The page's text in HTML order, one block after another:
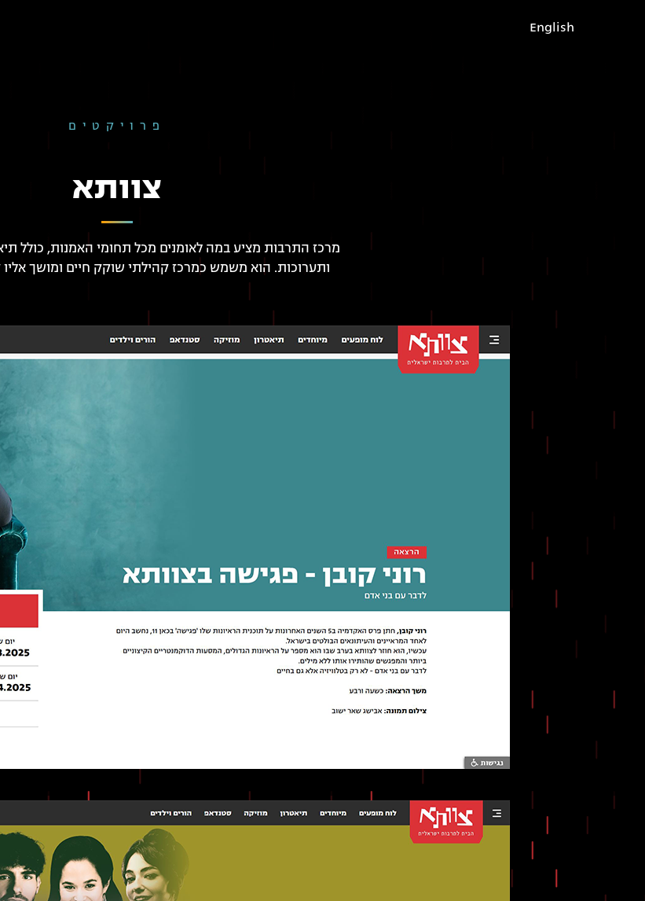
English
פרויקטים
צוותא
מרכז התרבות מציע במה לאומנים מכל תחומי האמנות, כולל
ותערוכות. הוא משמש כמרכז קהילתי שוקק חיים ומושך אליו